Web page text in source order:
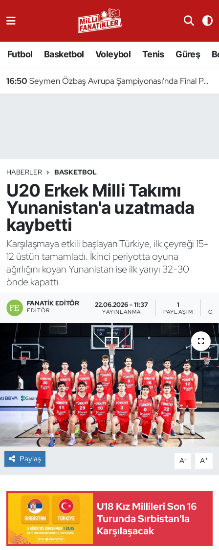
Futbol Basketbol Voleybol Tenis Güreş
16:50 Seymen Özbaş Avrupa Şampiyonası'nda Final Peşinde
HABERLER BASKETBOL
U20 Erkek Milli Takımı
Yunanistan'a uzatmada
kaybetti
Karşılaşmaya etkili başlayan Türkiye, ilk çeyreği 15-
12 üstün tamamladı. İkinci periyotta oyuna
ağırlığını koyan Yunanistan ise ilk yarıyı 32-30
önde kapattı.
FANATIK EDITÖR
EDITÖR
22.06.2026 - 11:37
YAYINLANMA
1
PAYLAŞIM
Paylaş A- A+
U18 Kız Millileri Son 16
Turunda Sırbistan'la
Karşılaşacak
Badminton
Binicilik
Bisiklet
Bocce Bowling Dart
Boks
Briç
Buz Hokeyi
Buz Pateni
Çim Hokeyi
Cimnastik
Curling
Dağcılık
Dans Sporları
E-Spor
Eskrim